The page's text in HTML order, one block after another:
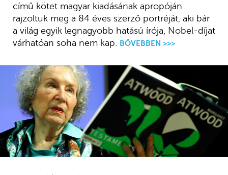
című kötet magyar kiadásának apropóján
rajzoltuk meg a 84 éves szerző portréját, aki bár
a világ egyik legnagyobb hatású írója, Nobel-díjat
várhatóan soha nem kap.
BŐVEBBEN >>>